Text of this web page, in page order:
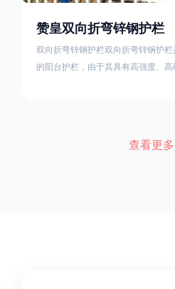
赞皇双向折弯锌钢护栏
双向折弯锌钢护栏双向折弯锌钢护
的阳台护栏，由于其具有高强度、
或者咨询厂家客服以获取更准确的信
查看更